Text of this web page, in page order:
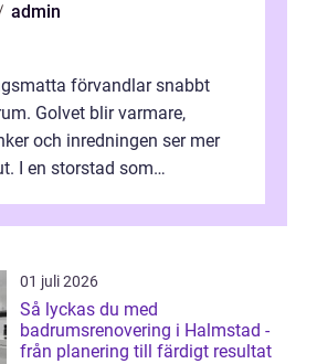
admin
förvandlar snabbt
Golvet blir varmare,
och inredningen ser mer
I en storstad som
01 juli 2026
Så lyckas du med
badrumsrenovering i Halmstad -
från planering till färdigt resultat